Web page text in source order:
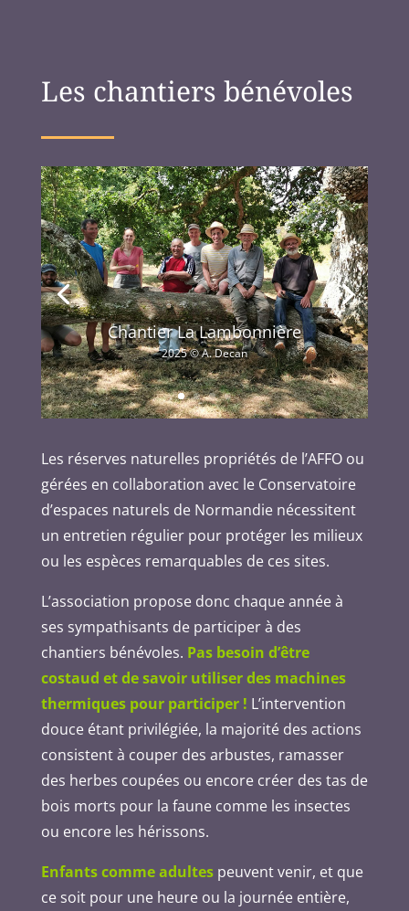
Les chantiers bénévoles
Chantier La Lambonnière
2025 © A. Decan
Les réserves naturelles propriétés de l’AFFO ou
gérées en collaboration avec le Conservatoire
d’espaces naturels de Normandie nécessitent
un entretien régulier pour protéger les milieux
ou les espèces remarquables de ces sites.
L’association propose donc chaque année à
ses sympathisants de participer à des
chantiers bénévoles. Pas besoin d’être
costaud et de savoir utiliser des machines
thermiques pour participer ! L’intervention
douce étant privilégiée, la majorité des actions
consistent à couper des arbustes, ramasser
des herbes coupées ou encore créer des tas de
bois morts pour la faune comme les insectes
ou encore les hérissons.
Enfants comme adultespeuvent venir, et que
ce soit pour une heure ou la journée entière,